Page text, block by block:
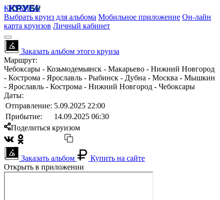
КРУБИСС
Выбрать круиз для альбома Мобильное приложение Он-лайн
карта круизов Личный кабинет
Заказать альбом этого круиза
Маршрут:
Чебоксары - Козьмодемьянск - Макарьево - Нижний Новгород
- Кострома - Ярославль - Рыбинск - Дубна - Москва - Мышкин
- Ярославль - Кострома - Нижний Новгород - Чебоксары
Даты:
Отправление: 5.09.2025 22:00
Прибытие:
14.09.2025 06:30
Поделиться круизом
Заказать альбом
Купить на сайте
Открыть в приложении